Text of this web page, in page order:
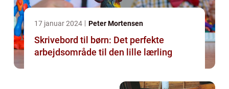
17 januar 2024 Peter Mortensen
Skrivebord til børn: Det perfekte
arbejdsområde til den lille lærling